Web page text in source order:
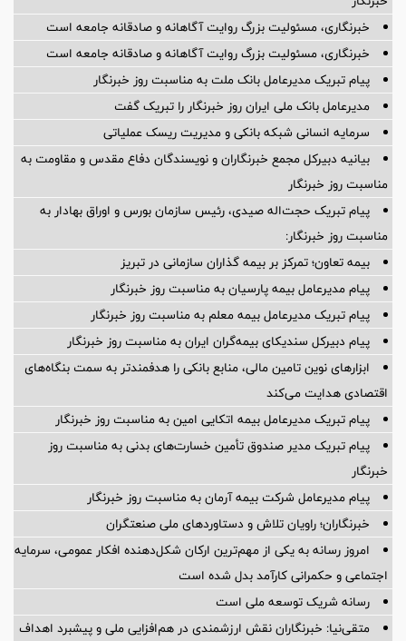
خبرنگاری، مسئولیت بزرگ روایت آگاهانه و صادقانه جامعه است
خبرنگاری، مسئولیت بزرگ روایت آگاهانه و صادقانه جامعه است
پیام تبریک مدیرعامل بانک ملت به مناسبت روز خبرنگار
مدیرعامل بانک ملی ایران روز خبرنگار را تبریک گفت
سرمایه انسانی شبکه بانکی و مدیریت ریسک عملیاتی
بیانیه دبیرکل مجمع خبرنگاران و نویسندگان دفاع مقدس و مقاومت به
مناسبت روز خبرنگار
پیام تبریک حجت‌اله صیدی، رئیس سازمان بورس و اوراق بهادار به
مناسبت روز خبرنگار:
بیمه تعاون؛ تمرکز بر بیمه گذاران سازمانی در تبریز
پیام مدیرعامل بیمه پارسیان به مناسبت روز خبرنگار
پیام تبریک مدیرعامل بیمه معلم به مناسبت روز خبرنگار
پیام دبیرکل سندیکای بیمه‌گران ایران به مناسبت روز خبرنگار
ابزارهای نوین تامین مالی، منابع بانکی را هدفمندتر به سمت بنگاه‌های
اقتصادی هدایت می‌کند
پیام تبریک مدیرعامل بیمه اتکایی امین به مناسبت روز خبرنگار
پیام تبریک مدیر صندوق تأمین خسارت‌های بدنی به مناسبت روز
خبرنگار
پیام مدیرعامل شرکت بیمه آرمان به مناسبت روز خبرنگار
خبرنگاران؛ راویان تلاش و دستاوردهای ملی صنعتگران
امروز رسانه به یکی از مهم‌ترین ارکان شکل‌دهنده افکار عمومی، سرمایه
اجتماعی و حکمرانی کارآمد بدل شده است
رسانه شریک توسعه ملی است
متقی‌نیا: خبرنگاران نقش ارزشمندی در هم‌افزایی ملی و پیشبرد اهداف